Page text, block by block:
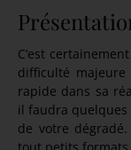
C’est
difficulté majeure
rapide dans sa
il faudra quelques
de votre